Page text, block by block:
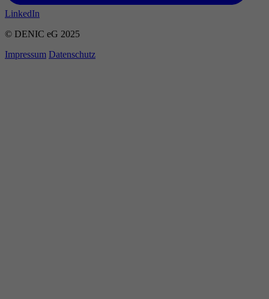
LinkedIn
© DENIC eG 2025
Impressum Datenschutz